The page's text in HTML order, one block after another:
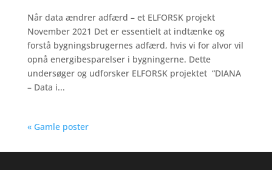
Når data ændrer adfærd – et ELFORSK projekt
November 2021 Det er essentielt at indtænke og
forstå bygningsbrugernes adfærd, hvis vi for alvor vil
opnå energibesparelser i bygningerne. Dette
undersøger og udforsker ELFORSK projektet “DIANA
– Data i...
« Gamle poster